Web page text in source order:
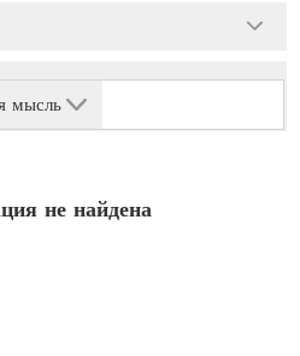
мысль
не найдена